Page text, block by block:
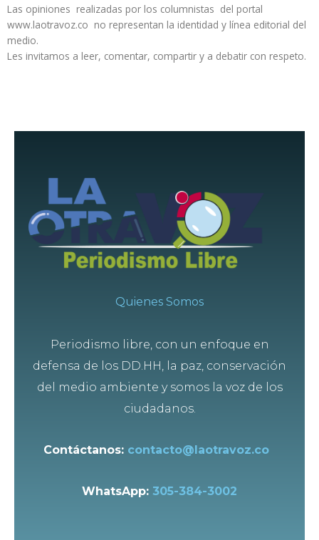
Las opiniones realizadas por los columnistas del portal
www.laotravoz.co no representan la identidad y línea editorial del
medio.
Les invitamos a leer, comentar, compartir y a debatir con respeto.
Quienes Somos
Periodismo libre, con un enfoque en
defensa de los DD.HH, la paz, conservación
del medio ambiente y somos la voz de los
ciudadanos.
Contáctanos: contacto@laotravoz.co
WhatsApp: 305-384-3002